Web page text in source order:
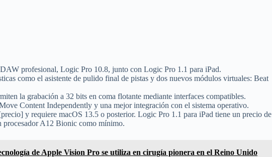
profesional, Logic Pro 10.8, junto con Logic Pro 1.1 para iPad.
como el asistente de pulido final de pistas y dos nuevos módulos virtuales: Beat
la grabación a 32 bits en coma flotante mediante interfaces compatibles.
Content Independently y una mejor integración con el sistema operativo.
y requiere macOS 13.5 o posterior. Logic Pro 1.1 para iPad tiene un precio de
A12 Bionic como mínimo.
de Apple Vision Pro se utiliza en cirugía pionera en el Reino Unido